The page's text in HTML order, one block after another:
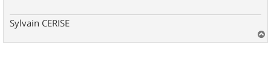
Sylvain CERISE
a